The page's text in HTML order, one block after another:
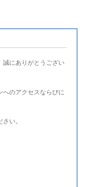
誠にありがとうござい
へのアクセスならびに
い。